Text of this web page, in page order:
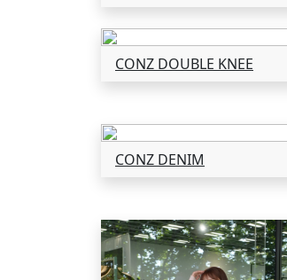
CONZ DOUBLE KNEE
CONZ DENIM